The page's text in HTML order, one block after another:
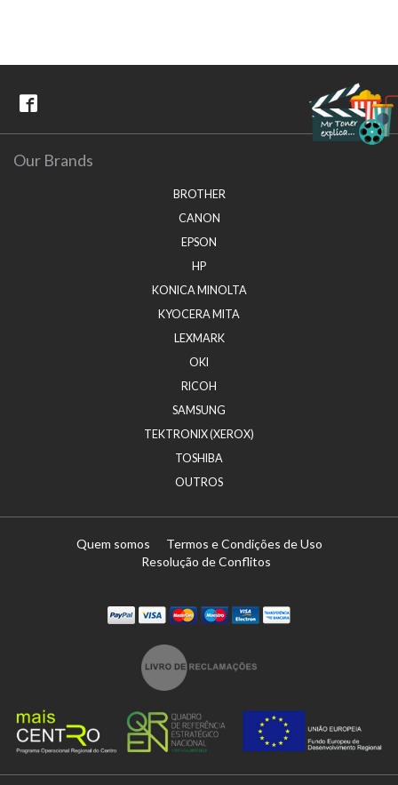
Our Brands
BROTHER
CANON
EPSON
HP
KONICA MINOLTA
KYOCERA MITA
LEXMARK
OKI
RICOH
SAMSUNG
TEKTRONIX (XEROX)
TOSHIBA
OUTROS
Quem somos
Termos e Condições de Uso
Resolução de Conflitos
MastercardMaestro
Visa Electron
Transferï¿½ncia